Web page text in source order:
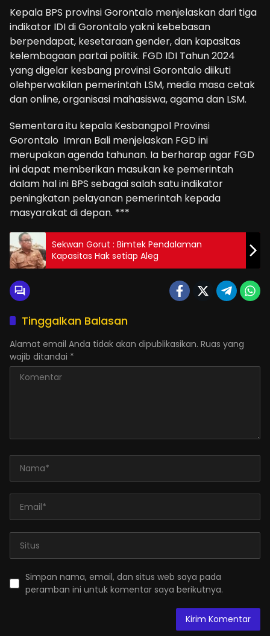
Kepala BPS provinsi Gorontalo menjelaskan dari tiga
indikator IDI di Gorontalo yakni kebebasan
berpendapat, kesetaraan gender, dan kapasitas
kelembagaan partai politik. FGD IDI Tahun 2024
yang digelar kesbang provinsi Gorontalo diikuti
olehperwakilan pemerintah LSM, media masa cetak
dan online, organisasi mahasiswa, agama dan LSM.
Sementara itu kepala Kesbangpol Provinsi
Gorontalo Imran Bali menjelaskan FGD ini
merupakan agenda tahunan. Ia berharap agar FGD
ini dapat memberikan masukan ke pemerintah
dalam hal ini BPS sebagai salah satu indikator
peningkatan pelayanan pemerintah kepada
masyarakat di depan. ***
Sekwan Gorut : Bimtek Pendalaman
Kapasitas Hak setiap Aleg
Tinggalkan Balasan
Alamat email Anda tidak akan dipublikasikan. Ruas yang
wajib ditandai *
Simpan nama, email, dan situs web saya pada
peramban ini untuk komentar saya berikutnya.